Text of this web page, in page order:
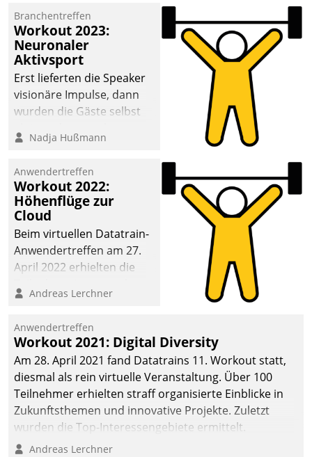
Mammutprojekte
meistern und Workloads
wuppen – bei zunehmend
anspruchsvollen
Aufgaben und
abnehmendem
Branchentreffen
Workout 2023:
Neuronaler
Aktivsport
Erst lieferten die Speaker
visionäre Impulse, dann
wurden die Gäste selbst
methodisch
Quartier. Dazwischen
zeigte Datatrain, was es
Neues zu bieten hat.
Nadja Hußmann
Anwendertreffen
Workout 2022:
Höhenflüge zur
Cloud
Beim virtuellen Datatrain-
Anwendertreffen am 27.
April 2022 erhielten die
Teilnehmer kurzweilige
Cloud-Strategien und -
Lösungen mit hohem
Zukunftspotenzial.
Andreas Lerchner
Anwendertreffen
Workout 2021: Digital Diversity
Am 28. April 2021 fand Datatrains 11. Workout statt,
diesmal als rein virtuelle Veranstaltung. Über 100
Teilnehmer erhielten straff organisierte Einblicke in
Zukunftsthemen und innovative Projekte. Zuletzt
wurden die Top-Interessengebiete ermittelt.
Andreas Lerchner